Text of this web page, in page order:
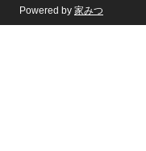
Powered by 家みつ